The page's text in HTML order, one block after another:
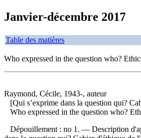
Janvier-décembre 2017
Table des matières
Who expressed in the question who?
Raymond, Cécile, 1943-, auteur
[Qui s’exprime dans la question qui?
Who expressed in the question who?
Dépouillement : no 1. — Description